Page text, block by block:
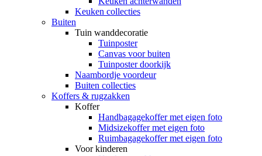
Keuken collecties
Buiten
Tuin wanddecoratie
Tuinposter
Canvas voor buiten
Tuinposter doorkijk
Naambordje voordeur
Buiten collecties
Koffers & rugzakken
Koffer
Handbagagekoffer met eigen foto
Midsizekoffer met eigen foto
Ruimbagagekoffer met eigen foto
Voor kinderen